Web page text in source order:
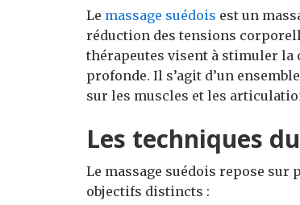
Le massage suédois est un
réduction des tensions
thérapeutes visent à stimuler la
profonde. Il s’agit d’un
sur les muscles et les
Les techniques
Le massage suédois repose
objectifs distincts :